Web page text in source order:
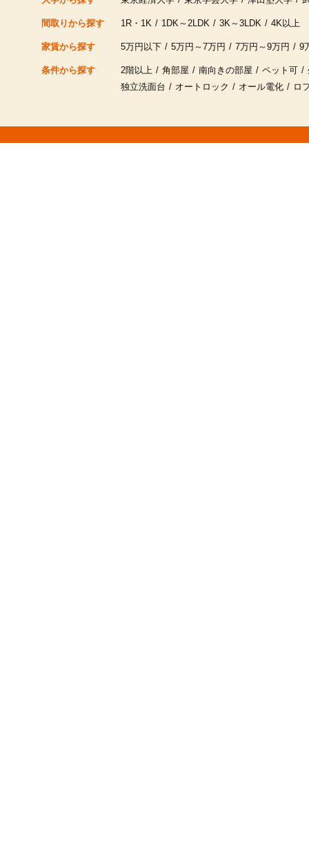
間取りから探す 1R・1K 1DK～2LDK 3K～3LDK 4K以上
家賃から探す 5万円以下 5万円～7万円 7万円～9万円 9
条件から探す 2階以上 角部屋 南向きの部屋 ペット可
独立洗面台
オートロック オール電化 ロ